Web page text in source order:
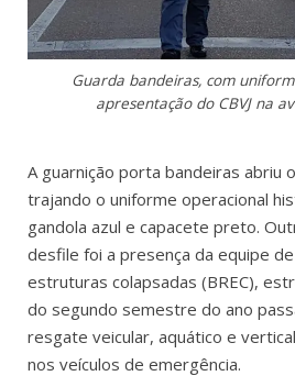
Guarda bandeiras, com
apresentação do CBVJ na
A guarnição porta bandeiras abriu
trajando o uniforme operacional
gandola azul e capacete preto.
desfile foi a presença da equipe
estruturas colapsadas (BREC),
do segundo semestre do ano
resgate veicular, aquático e
nos veículos de emergência.